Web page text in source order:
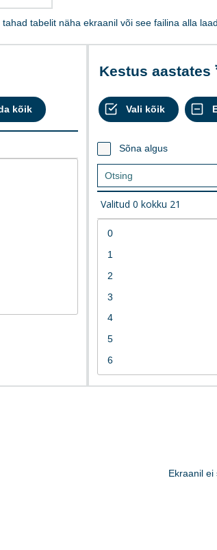
tabelit näha ekraanil või see failina alla
Kestus aastates
Sõna algus
Valitud 0 kokku 21
Ekraanil